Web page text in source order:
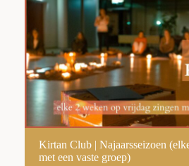
Kirtan Club | Najaarsseizoen
met een vaste groep)